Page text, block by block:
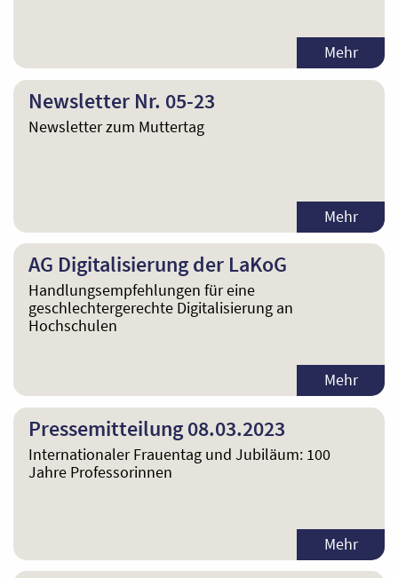
Mehr
Newsletter Nr. 05-23
Newsletter zum Muttertag
Mehr
AG Digitalisierung der LaKoG
Handlungsempfehlungen für eine
geschlechtergerechte Digitalisierung an
Hochschulen
Mehr
Pressemitteilung 08.03.2023
Internationaler Frauentag und Jubiläum: 100
Jahre Professorinnen
Mehr